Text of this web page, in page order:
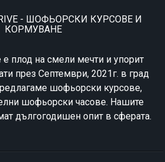
- ШОФЬОРСКИ КУРСОВЕ И
КОРМУВАНЕ
плод на смели мечти и упорит
през Септември, 2021г. в град
шофьорски курсове,
шофьорски часове. Нашите
дългогодишен опит в сферата.